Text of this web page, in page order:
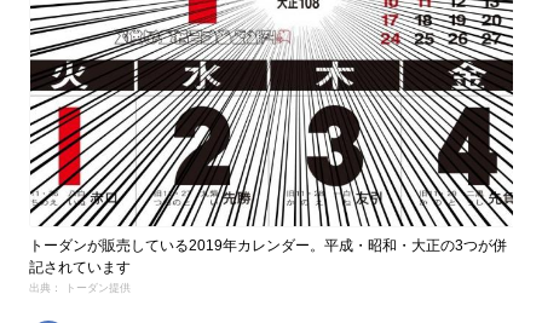
トーダンが販売している2019年カレンダー。平成・昭和・大正の3つが併
記されています
出典： トーダン提供